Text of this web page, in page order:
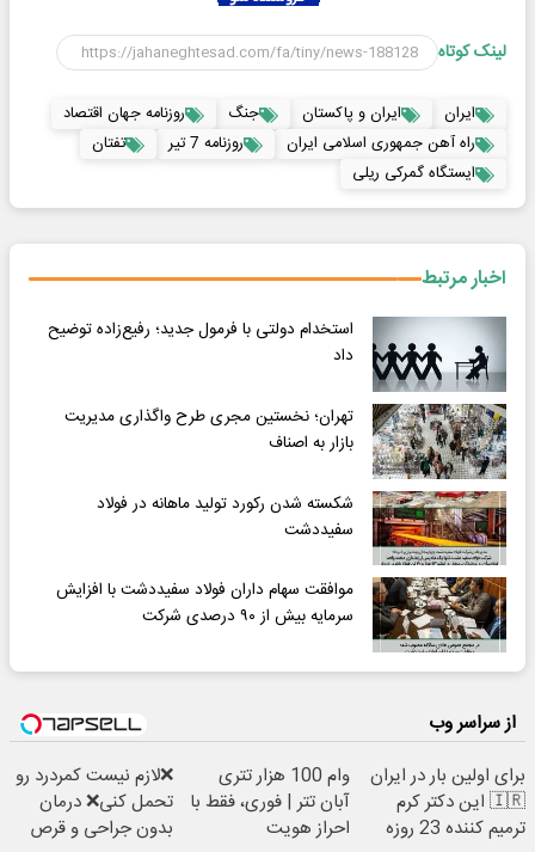
لینک کوتاه
ایران ایران و پاکستان جنگ
روزنامه جهان اقتصاد
راه آهن جمهوری اسلامی ایران
روزنامه 7 تیر
تفتان
ایستگاه گمرکی ریلی
اخبار مرتبط
استخدام دولتی با فرمول جدید؛ رفیع‌زاده توضیح
داد
تهران؛ نخستین مجری طرح واگذاری مدیریت
بازار به اصناف
شکسته شدن رکورد تولید ماهانه در فولاد
سفیددشت
موافقت سهام داران فولاد سفیددشت با افزایش
سرمایه بیش از ۹۰ درصدی شرکت
از سراسر وب
برای اولین بار در ایران
🇮🇷 این دکتر کرم
ترمیم کننده 23 روزه
وام 100 هزار تتری
آبان تتر | فوری، فقط با
احراز هویت
❌لازم نیست کمردرد رو
تحمل کنی❌ درمان
بدون جراحی و قرص